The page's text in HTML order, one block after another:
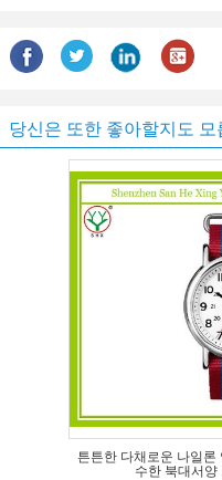
당신은 또한 좋아할지도 모
튼튼한 다채로운 나일론
수한 북대서